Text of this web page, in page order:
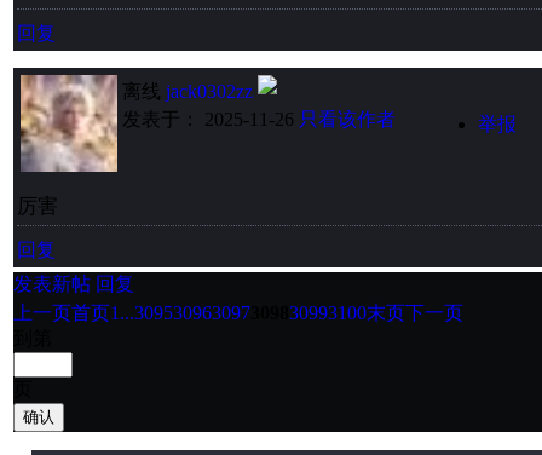
回复
离线 jack0302zz
发表于： 2025-11-26 只看该作者 举报
厉害
回复
发表新帖 回复
上一页首页1...309530963097 30993100末页下一页
确认